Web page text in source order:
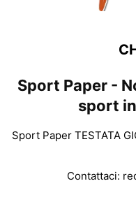
Sport Paper -
sport
Sport Paper TESTATA
Contattaci: